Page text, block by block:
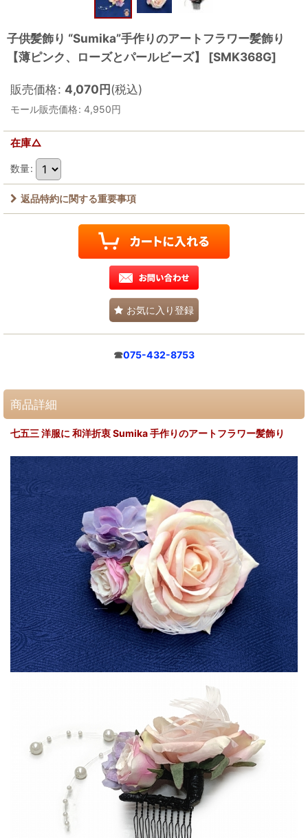
子供髪飾り “Sumika”手作りのアートフラワー髪飾り
【薄ピンク、ローズとパールビーズ】
[SMK368G]
販売価格: 4,070円(税込)
モール販売価格: 4,950円
在庫△
数量:
返品特約に関する重要事項
お気に入り登録
☎075-432-8753
商品詳細
七五三 洋服に 和洋折衷 Sumika 手作りのアートフラワー髪飾り